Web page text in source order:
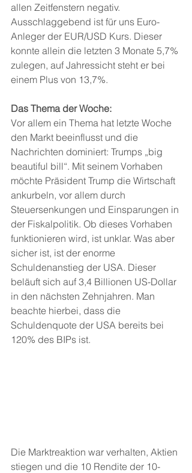
allen Zeitfenstern negativ.
Ausschlaggebend ist für uns Euro-
Anleger der EUR/USD Kurs. Dieser
konnte allein die letzten 3 Monate 5,7%
zulegen, auf Jahressicht steht er bei
einem Plus von 13,7%.
Das Thema der Woche:
Vor allem ein Thema hat letzte Woche
den Markt beeinflusst und die
Nachrichten dominiert: Trumps „big
beautiful bill“. Mit seinem Vorhaben
möchte Präsident Trump die Wirtschaft
ankurbeln, vor allem durch
Steuersenkungen und Einsparungen in
der Fiskalpolitik. Ob dieses Vorhaben
funktionieren wird, ist unklar. Was aber
sicher ist, ist der enorme
Schuldenanstieg der USA. Dieser
beläuft sich auf 3,4 Billionen US-Dollar
in den nächsten Zehnjahren. Man
beachte hierbei, dass die
Schuldenquote der USA bereits bei
120% des BIPs ist.
Die Marktreaktion war verhalten, Aktien
stiegen und die 10 Rendite der 10-